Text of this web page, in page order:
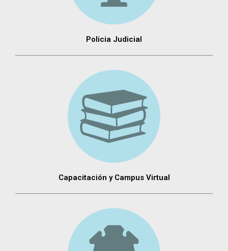
Policia Judicial
Capacitación y Campus Virtual